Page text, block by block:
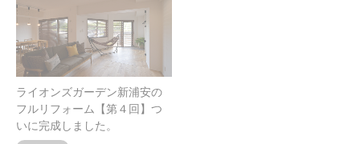
ライオンズガーデン新浦安の
フルリフォーム【第４回】つ
いに完成しました。